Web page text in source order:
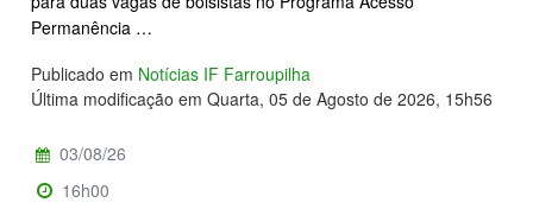
Permanência …
Publicado em Notícias IF Farroupilha
Última modificação em Quarta, 05 de Agosto de 2026, 15h56
03/08/26
16h00